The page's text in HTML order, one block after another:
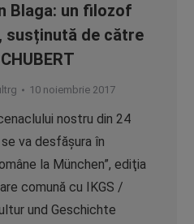
Blaga: un filozof
susținută de către
10 noiembrie 2017
nostru din 24
va desfăşura în
la München”, ediţia
comună cu IKGS /
und Geschichte